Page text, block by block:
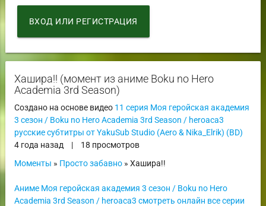
ВХОД ИЛИ РЕГИСТРАЦИЯ
Хашира!! (момент из аниме Boku no Hero
Academia 3rd Season)
Создано на основе видео 11 серия Моя геройская академия
3 сезон / Boku no Hero Academia 3rd Season / heroaca3
русские субтитры от YakuSub Studio (Aero & Nika_Elrik) (BD)
4 года назад
|
18 просмотров
Моменты » Просто забавно» Хашира!!
Аниме Моя геройская академия 3 сезон / Boku no Hero
Academia 3rd Season / heroaca3 смотреть онлайн все серии